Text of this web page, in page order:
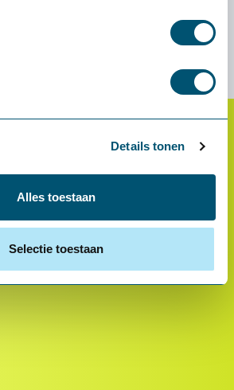
Details tonen
Alles toestaan
Selectie toestaan